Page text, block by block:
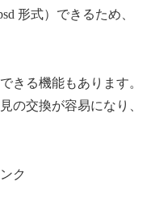
形式）できるため、
きる機能もあります。
の交換が容易になり、
ク